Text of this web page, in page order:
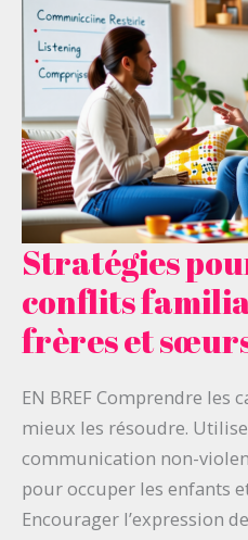
Stratégies
conflits
frères et
EN BREF Comprendre les
mieux les résoudre.
communication non-
pour occuper les enfants
Encourager l’expression
Stratégies
gérer
des
familiaux
avec
vos
frères
et